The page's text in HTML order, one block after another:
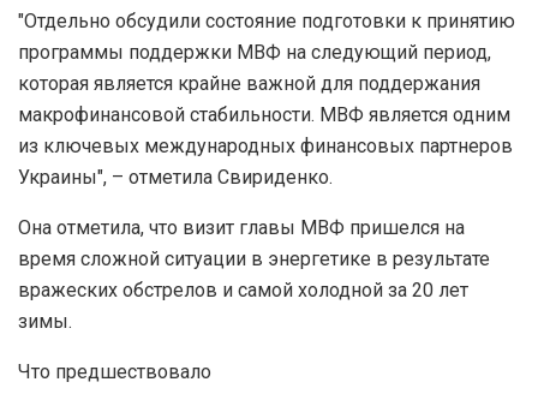
"Отдельно обсудили состояние подготовки к принятию
программы поддержки МВФ на следующий период,
которая является крайне важной для поддержания
макрофинансовой стабильности. МВФ является одним
из ключевых международных финансовых партнеров
Украины", – отметила Свириденко.
Она отметила, что визит главы МВФ пришелся на
время сложной ситуации в энергетике в результате
вражеских обстрелов и самой холодной за 20 лет
зимы.
Что предшествовало